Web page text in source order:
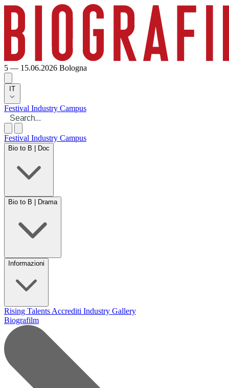
5 — 15.06.2026 Bologna
IT
Festival Industry Campus
Festival Industry Campus
Bio to B | Doc
Bio to B | Drama
Informazioni
Rising Talents Accrediti Industry Gallery
Biografilm